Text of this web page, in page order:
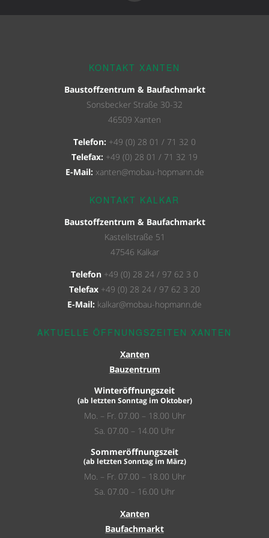
KONTAKT XANTEN
Baustoffzentrum & Baufachmarkt
Sonsbecker Straße 30-32
46509 Xanten
Telefon: +49 (0) 28 01 / 71 32 0
Telefax: +49 (0) 28 01 / 71 32 19
E-Mail: xanten@mobau-hopmann.de
KONTAKT KALKAR
Baustoffzentrum & Baufachmarkt
Kastellstraße 51
47546 Kalkar
Telefon +49 (0) 28 24 / 97 62 3 0
Telefax +49 (0) 28 24 / 97 62 3 20
E-Mail: kalkar@mobau-hopmann.de
AKTUELLE ÖFFNUNGSZEITEN XANTEN
Xanten
Bauzentrum
Winteröffnungszeit
(ab letzten Sonntag im Oktober)
Mo. – Fr. 07.00 – 18.00 Uhr
Sa. 07.00 – 14.00 Uhr
Sommeröffnungszeit
(ab letzten Sonntag im März)
Mo. – Fr. 07.00 – 18.00 Uhr
Sa. 07.00 – 16.00 Uhr
Xanten
Baufachmarkt